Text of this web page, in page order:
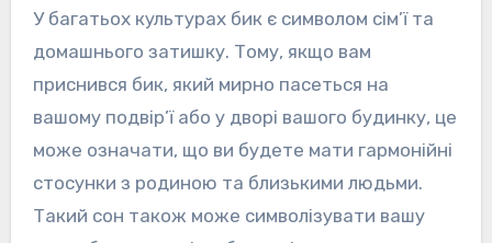
У багатьох культурах бик є символом сім’ї та
домашнього затишку. Тому, якщо вам
приснився бик, який мирно пасеться на
вашому подвір’ї або у дворі вашого будинку, це
може означати, що ви будете мати гармонійні
стосунки з родиною та близькими людьми.
Такий сон також може символізувати вашу